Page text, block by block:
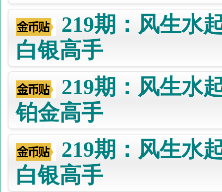
219期：风生水
白银高手
219期：风生水
铂金高手
219期：风生水
白银高手